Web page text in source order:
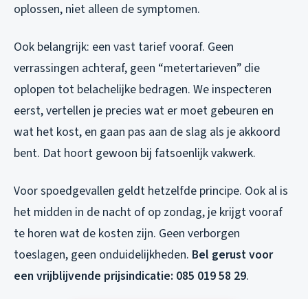
oplossen, niet alleen de symptomen.
Ook belangrijk: een vast tarief vooraf. Geen
verrassingen achteraf, geen “metertarieven” die
oplopen tot belachelijke bedragen. We inspecteren
eerst, vertellen je precies wat er moet gebeuren en
wat het kost, en gaan pas aan de slag als je akkoord
bent. Dat hoort gewoon bij fatsoenlijk vakwerk.
Voor spoedgevallen geldt hetzelfde principe. Ook al is
het midden in de nacht of op zondag, je krijgt vooraf
te horen wat de kosten zijn. Geen verborgen
toeslagen, geen onduidelijkheden. Bel gerust voor
een vrijblijvende prijsindicatie: 085 019 58 29.